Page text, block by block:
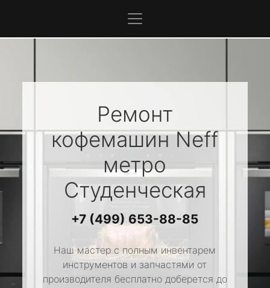
Ремонт
кофемашинNeff
метро
Студенческая
+7 (499) 653-88-85
Наш мастер с полным инвентарем
инструментов и запчастями от
производителя бесплатно доберется до